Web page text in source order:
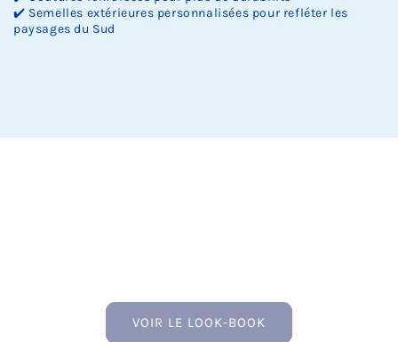
✔️ Semelles extérieures personnalisées pour refléter les
paysages du Sud
VOIR LE LOOK-BOOK